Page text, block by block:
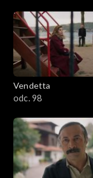
Vendetta
odc. 98